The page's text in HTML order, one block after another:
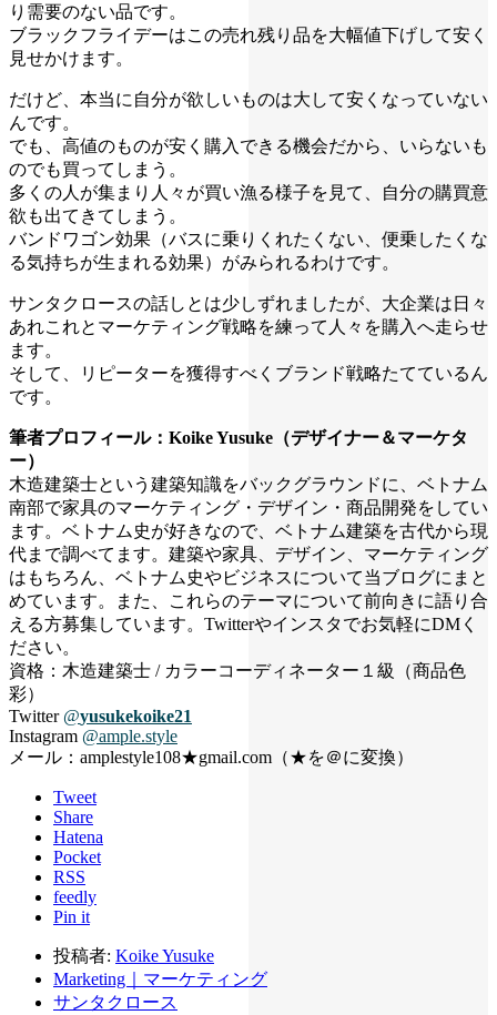
り需要のない品です。
ブラックフライデーはこの売れ残り品を大幅値下げして安く
見せかけます。
だけど、本当に自分が欲しいものは大して安くなっていない
んです。
でも、高値のものが安く購入できる機会だから、いらないも
のでも買ってしまう。
多くの人が集まり人々が買い漁る様子を見て、自分の購買意
欲も出てきてしまう。
バンドワゴン効果（バスに乗りくれたくない、便乗したくな
る気持ちが生まれる効果）がみられるわけです。
サンタクロースの話しとは少しずれましたが、大企業は日々
あれこれとマーケティング戦略を練って人々を購入へ走らせ
ます。
そして、リピーターを獲得すべくブランド戦略たてているん
です。
筆者プロフィール：Koike Yusuke（デザイナー＆マーケタ
ー）
木造建築士という建築知識をバックグラウンドに、ベトナム
南部で家具のマーケティング・デザイン・商品開発をしてい
ます。ベトナム史が好きなので、ベトナム建築を古代から現
代まで調べてます。建築や家具、デザイン、マーケティング
はもちろん、ベトナム史やビジネスについて当ブログにまと
めています。また、これらのテーマについて前向きに語り合
える方募集しています。Twitterやインスタでお気軽にDMく
ださい。
資格：木造建築士 / カラーコーディネーター１級（商品色
彩）
Twitter @yusukekoike21
Instagram @ample.style
メール：amplestyle108★gmail.com（★を＠に変換）
Tweet
Share
Hatena
Pocket
RSS
feedly
Pin it
投稿者: Koike Yusuke
Marketing｜マーケティング
サンタクロース